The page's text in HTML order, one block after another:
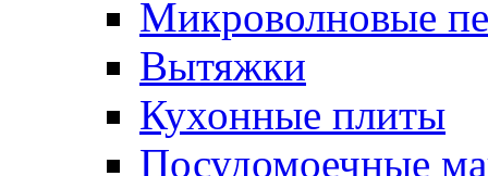
Микроволновые
Вытяжки
Кухонные плиты
Посудомоечные